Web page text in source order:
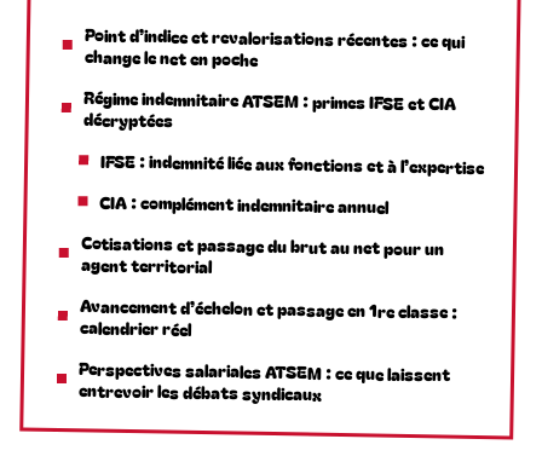
Point d’indice et revalorisations récentes : ce qui
change le net en poche
Régime indemnitaire ATSEM : primes IFSE et CIA
décryptées
IFSE : indemnité liée aux fonctions et à l’expertise
CIA : complément indemnitaire annuel
Cotisations et passage du brut au net pour un
agent territorial
Avancement d’échelon et passage en 1re classe :
calendrier réel
Perspectives salariales ATSEM : ce que laissent
entrevoir les débats syndicaux